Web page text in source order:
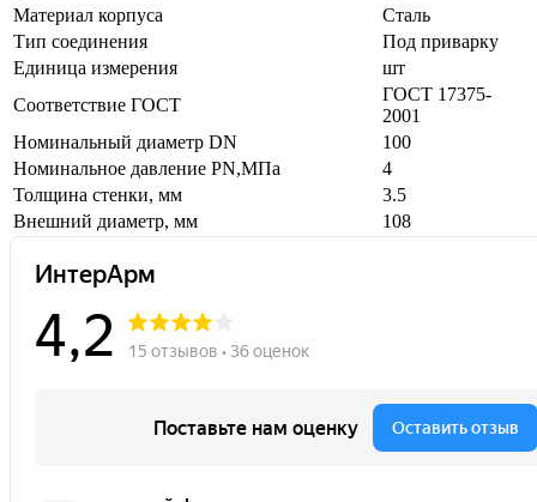
Материал корпуса
Сталь
Тип соединения
Под приварку
Единица измерения
шт
Соответствие ГОСТ
ГОСТ 17375-
2001
Номинальный диаметр DN
100
Номинальное давление PN,МПа
4
Толщина стенки, мм
3.5
Внешний диаметр, мм
108